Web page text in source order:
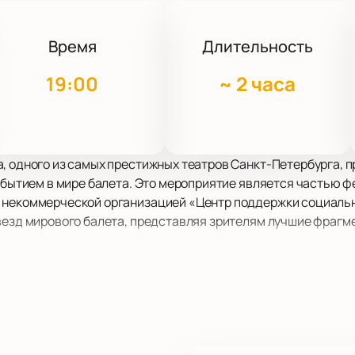
Время
19:00
Длительность
~ 2 часа
одного из самых престижных театров Санкт-Петербурга,
в мире балета. Это мероприятие является частью
организацией «Центр поддержки
мирового балета, представляя зрителям лучшие
артисты, среди которых народный артист России и